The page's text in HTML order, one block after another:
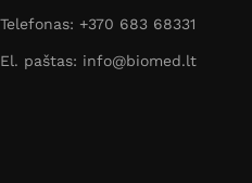
Telefonas: +370 683 68331
El. paštas: info@biomed.lt